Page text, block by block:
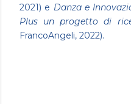
2021) e Danza e
Plus un progetto di
FrancoAngeli, 2022).